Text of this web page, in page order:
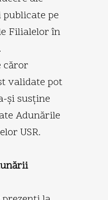
pe
Filialelor în
căror
validate pot
şi susţine
Adunările
USR.